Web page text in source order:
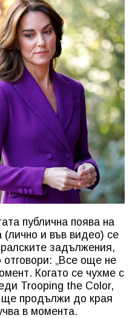
публична поява на
(лично и във видео) се
задължения,
отговори: „Все още не
Когато се чухме с
Trooping the Color,
ще продължи до края
в момента.